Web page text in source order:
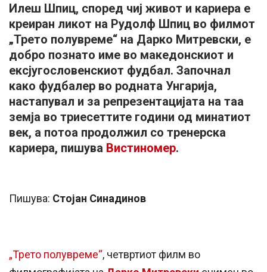
Илеш Шпиц, според чиј живот и кариера е
креиран ликот на Рудолф Шпиц во филмот
„Трето полувреме“ на Дарко Митревски, е
добро познато име во македонскиот и
ексјугословенскиот фудбал. Започнал
како фудбалер во родната Унгарија,
настапувал и за репрезентацијата на таа
земја во триесеттите години од минатиот
век, а потоа продолжил со тренерска
кариера, пишува Вистиномер.
Пишува: Стојан Синадинов
„Трето полувреме“, четвртиот филм во